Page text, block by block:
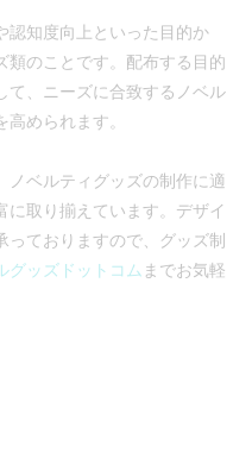
認知度向上といった目的か
類のことです。配布する目的
て、ニーズに合致するノベル
められます。
ノベルティグッズの制作に適
に取り揃えています。デザイ
っておりますので、グッズ制
グッズドットコム までお気軽